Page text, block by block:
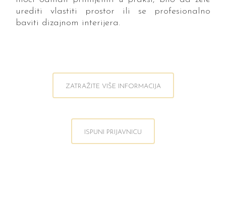
urediti vlastiti prostor ili se profesionalno
baviti dizajnom interijera.
ZATRAŽITE VIŠE INFORMACIJA
ISPUNI PRIJAVNICU